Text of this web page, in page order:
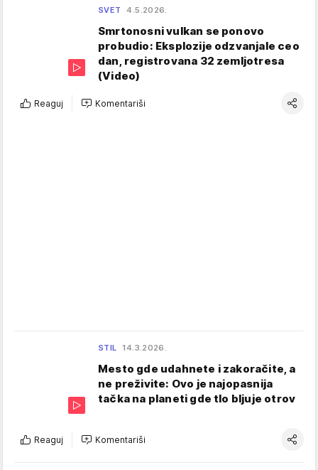
SVET 4.5.2026.
Smrtonosni vulkan se ponovo
probudio: Eksplozije odzvanjale ceo
dan, registrovana 32 zemljotresa
(Video)
Reaguj Komentariši
STIL 14.3.2026.
Mesto gde udahnete i zakoračite, a
ne preživite: Ovo je najopasnija
tačka na planeti gde tlo bljuje otrov
Reaguj Komentariši